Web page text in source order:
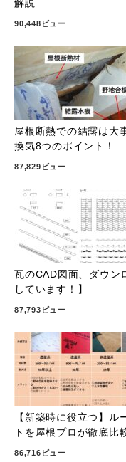
解説
90,448ビュー
屋根断熱での結露は大
換気8つのポイント！
87,829ビュー
瓦のCAD図面、ダウン
しています！】
87,793ビュー
【新築時に役立つ】
トを屋根プロが徹底比
86,716ビュー